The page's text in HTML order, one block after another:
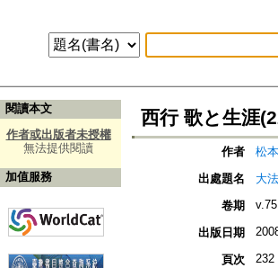
閱讀本文
作者或出版者未授權
無法提供閱讀
加值服務
西行 歌と生涯
作者
松
出處題名
大
卷期
出版日期
頁次 232